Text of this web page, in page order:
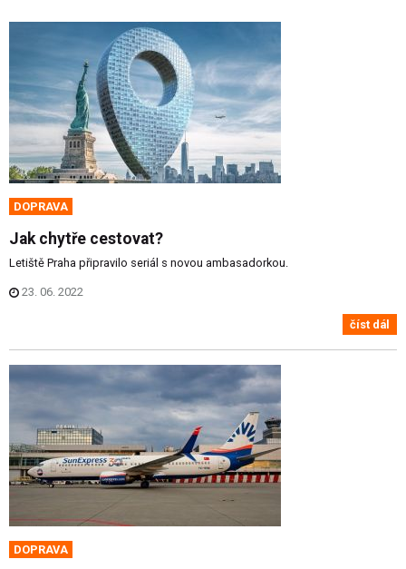
DOPRAVA
Jak chytře cestovat?
Letiště Praha připravilo seriál s novou ambasadorkou.
23. 06. 2022
číst dál
DOPRAVA